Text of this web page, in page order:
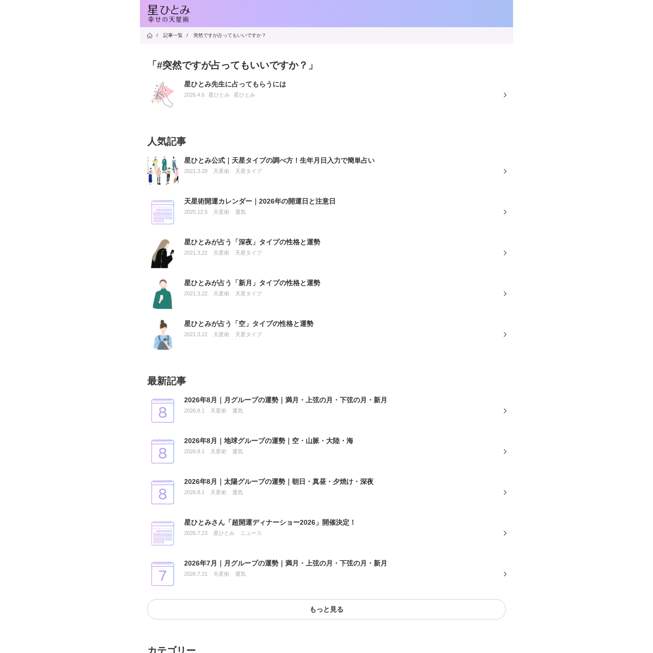
/ 記事一覧 / 突然ですが占ってもいいですか？
「#突然ですが占ってもいいですか？」
星ひとみ先生に占ってもらうには
2026.4.6 星ひとみ 星ひとみ
人気記事
星ひとみ公式｜天星タイプの調べ方！生年月日入力で簡単占い
2021.3.29 天星術 天星タイプ
天星術開運カレンダー｜2026年の開運日と注意日
2025.12.5 天星術 運気
星ひとみが占う「深夜」タイプの性格と運勢
2021.3.22 天星術 天星タイプ
星ひとみが占う「新月」タイプの性格と運勢
2021.3.22 天星術 天星タイプ
星ひとみが占う「空」タイプの性格と運勢
2021.3.22 天星術 天星タイプ
最新記事
2026年8月｜月グループの運勢｜満月・上弦の月・下弦の月・新月
2026.8.1 天星術 運気
2026年8月｜地球グループの運勢｜空・山脈・大陸・海
2026.8.1 天星術 運気
2026年8月｜太陽グループの運勢｜朝日・真昼・夕焼け・深夜
2026.8.1 天星術 運気
星ひとみさん「超開運ディナーショー2026」開催決定！
2026.7.23 星ひとみ ニュース
2026年7月｜月グループの運勢｜満月・上弦の月・下弦の月・新月
2026.7.21 天星術 運気
もっと見る
カテゴリー